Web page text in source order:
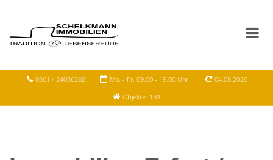
0361 / 24036202 Mo. - Fr. 09.00 - 19.00 Uhr
04.08.2026
Objekte: 184